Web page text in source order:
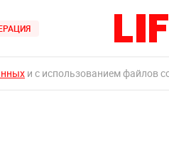
и с использованием файлов